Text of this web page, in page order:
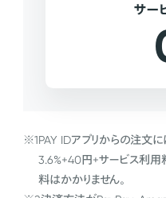
サー
※1PAY IDアプリからの注文
3.6%+40円+サービス利用
料はかかりません。